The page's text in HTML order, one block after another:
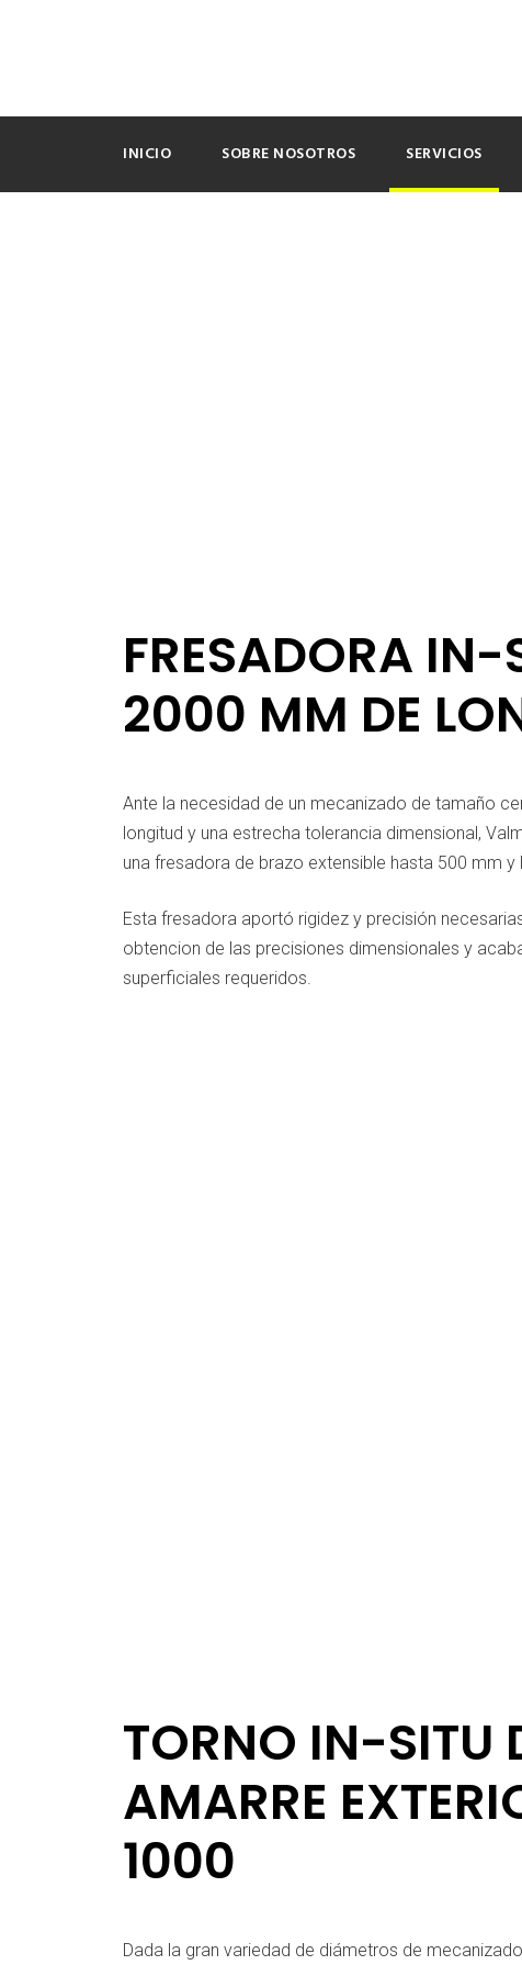
INICIO SOBRE NOSOTROS SERVICIOS
FRESADORA IN-
2000 MM DE
Ante la necesidad de un mecanizado de tamaño
longitud y una estrecha tolerancia dimensional,
una fresadora de brazo extensible hasta 500 mm y
Esta fresadora aportó rigidez y precisión
obtencion de las precisiones dimensionales y
superficiales requeridos.
TORNO IN-SITU
AMARRE
1000
Dada la gran variedad de diámetros de